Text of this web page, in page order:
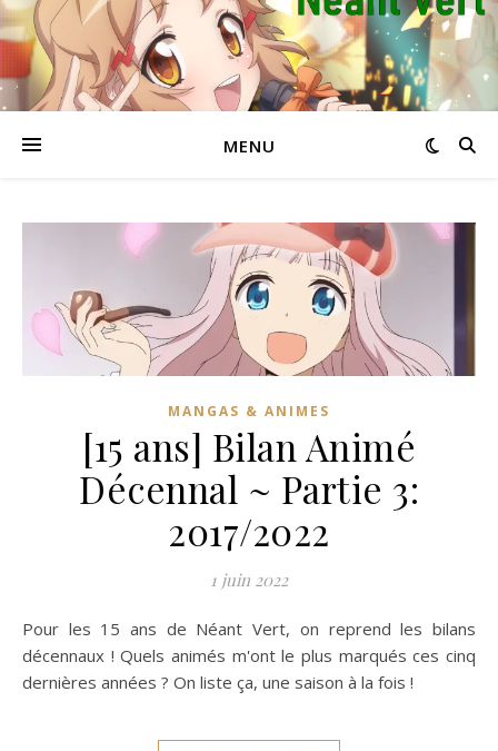
MENU
MANGAS & ANIMES
[15 ans] Bilan Animé
Décennal ~ Partie 3:
2017/2022
1 juin 2022
Pour les 15 ans de Néant Vert, on reprend les bilans
décennaux ! Quels animés m'ont le plus marqués ces cinq
dernières années ? On liste ça, une saison à la fois !